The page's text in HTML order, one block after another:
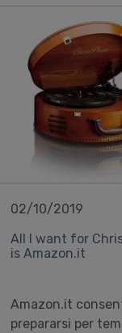
02/10/2019
All I want for
is Amazon.it
Amazon.it
prepararsi per